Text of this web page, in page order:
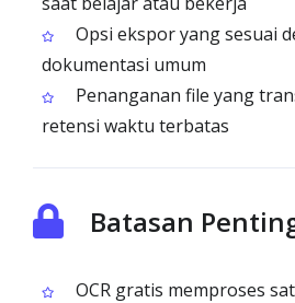
Opsi ekspor yang sesuai
dokumentasi umum
Penanganan file yang
retensi waktu terbatas
Batasan
OCR gratis memproses